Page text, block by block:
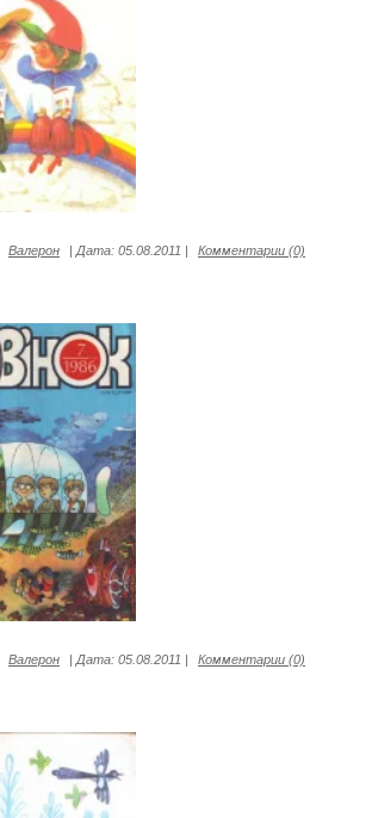
Валерон | Дата: 05.08.2011 | Комментарии (0)
Валерон | Дата: 05.08.2011 | Комментарии (0)